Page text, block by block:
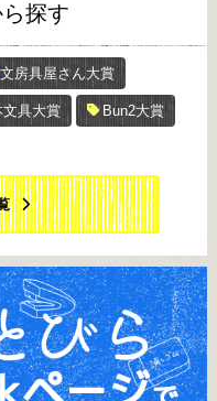
探す
文房具屋さん大賞
文具大賞 Bun2大賞